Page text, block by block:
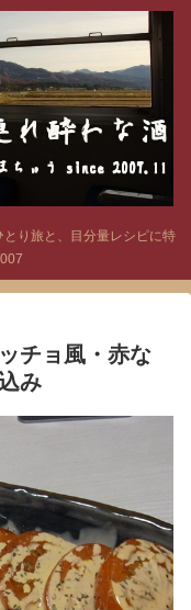
り旅と、目分量レシピに特
チョ風・赤な
み